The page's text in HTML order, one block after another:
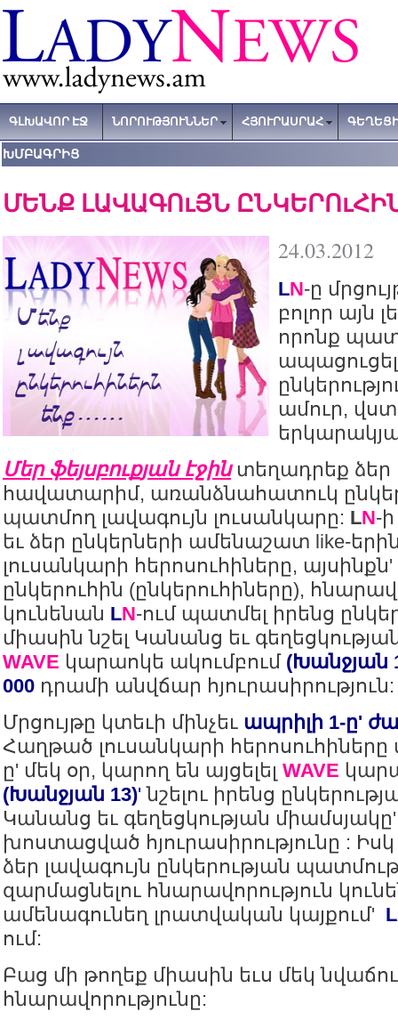
ԳԼԽԱՎՈՐ ԷՋ ՆՈՐՈՒԹՅՈՒՆՆԵՐ ՀՅՈՒՐԱՍՐԱՀ
ԽՄԲԱԳՐԻՑ
ՄԵՆՔ ԼԱՎԱԳՈւՅՆ
24.03.2012
LN-ը
բոլոր այն
որոնք
ամուր,
Մեր ֆեյսբուքյան էջինտեղադրեք ձեր
հավատարիմ, առանձնահատուկ
պատմող լավագույն լուսանկարը: LN-
եւ ձեր ընկերների ամենաշատ like-
լուսանկարի հերոսուհիները,
ընկերուհին (ընկերուհիները),
կունենան LN-ում պատմել իրենց
միասին նշել Կանանց եւ
WAVE կարաոկե ակումբում (Խանջյան
000 դրամի անվճար
Մրցույթը կտեւի մինչեւ ապրիլի 1-ը'
Հաղթած լուսանկարի հերոսուհիները
ը' մեկ օր, կարող են այցելել WAVE
(Խանջյան 13)' նշելու իրենց
Կանանց եւ գեղեցկության միամսյակը'
խոստացված հյուրասիրությունը : Իսկ
ձեր լավագույն ընկերության
զարմացնելու հնարավորություն
ամենագունեղ լրատվական կայքում'
ում:
Բաց մի թողեք միասին եւս մեկ
հնարավորությունը: